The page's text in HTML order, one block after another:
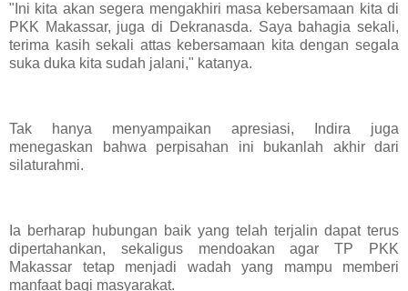
"Ini kita akan segera mengakhiri masa kebersamaan kita di
PKK Makassar, juga di Dekranasda. Saya bahagia sekali,
terima kasih sekali attas kebersamaan kita dengan segala
suka duka kita sudah jalani," katanya.
Tak hanya menyampaikan apresiasi, Indira juga
menegaskan bahwa perpisahan ini bukanlah akhir dari
silaturahmi.
Ia berharap hubungan baik yang telah terjalin dapat terus
dipertahankan, sekaligus mendoakan agar TP PKK
Makassar tetap menjadi wadah yang mampu memberi
manfaat bagi masyarakat.